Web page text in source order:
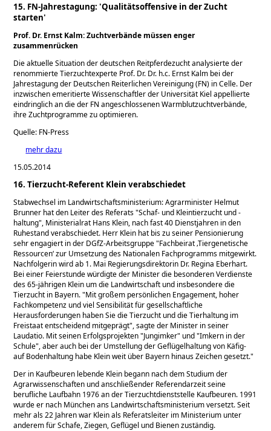
15. FN-Jahrestagung: 'Qualitätsoffensive in der Zucht
starten'
Prof. Dr. Ernst Kalm: Zuchtverbände müssen enger
zusammenrücken
Die aktuelle Situation der deutschen Reitpferdezucht analysierte der
renommierte Tierzuchtexperte Prof. Dr. Dr. h.c. Ernst Kalm bei der
Jahrestagung der Deutschen Reiterlichen Vereinigung (FN) in Celle. Der
inzwischen emeritierte Wissenschaftler der Universität Kiel appellierte
eindringlich an die der FN angeschlossenen Warmblutzuchtverbände,
ihre Zuchtprogramme zu optimieren.
Quelle: FN-Press
mehr dazu
15.05.2014
16. Tierzucht-Referent Klein verabschiedet
Stabwechsel im Landwirtschaftsministerium: Agrarminister Helmut
Brunner hat den Leiter des Referats Schaf- und Kleintierzucht und -
haltung , Ministerialrat Hans Klein, nach fast 40 Dienstjahren in den
Ruhestand verabschiedet. Herr Klein hat bis zu seiner Pensionierung
sehr engagiert in der DGfZ-Arbeitsgruppe Fachbeirat ‚Tiergenetische
Ressourcen‘ zur Umsetzung des Nationalen Fachprogramms mitgewirkt.
Nachfolgerin wird ab 1. Mai Regierungsdirektorin Dr. Regina Eberhart.
Bei einer Feierstunde würdigte der Minister die besonderen Verdienste
des 65-jährigen Klein um die Landwirtschaft und insbesondere die
Tierzucht in Bayern. Mit großem persönlichen Engagement, hoher
Fachkompetenz und viel Sensibilität für gesellschaftliche
Herausforderungen haben Sie die Tierzucht und die Tierhaltung im
Freistaat entscheidend mitgeprägt , sagte der Minister in seiner
Laudatio. Mit seinen Erfolgsprojekten Jungimker und Imkern in der
Schule , aber auch bei der Umstellung der Geflügelhaltung von Käfig-
auf Bodenhaltung habe Klein weit über Bayern hinaus Zeichen gesetzt.
Der in Kaufbeuren lebende Klein begann nach dem Studium der
Agrarwissenschaften und anschließender Referendarzeit seine
berufliche Laufbahn 1976 an der Tierzuchtdienststelle Kaufbeuren. 1991
wurde er nach München ans Landwirtschaftsministerium versetzt. Seit
mehr als 22 Jahren war Klein als Referatsleiter im Ministerium unter
anderem für Schafe, Ziegen, Geflügel und Bienen zuständig.